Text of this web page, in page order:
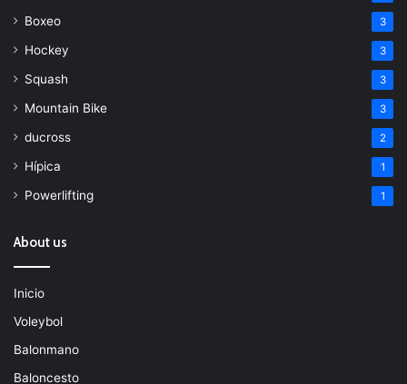
Boxeo 3
Hockey 3
Squash 3
Mountain Bike 3
ducross 2
Hípica 1
Powerlifting 1
About us
Inicio
Voleybol
Balonmano
Baloncesto